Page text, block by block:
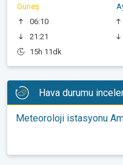
Güneş
06:10
21:21
15h 11dk
Hava durumu
Meteoroloji istasyonu